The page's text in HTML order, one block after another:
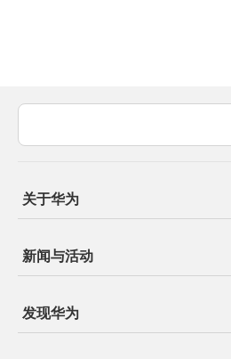
关于华为
新闻与活动
发现华为